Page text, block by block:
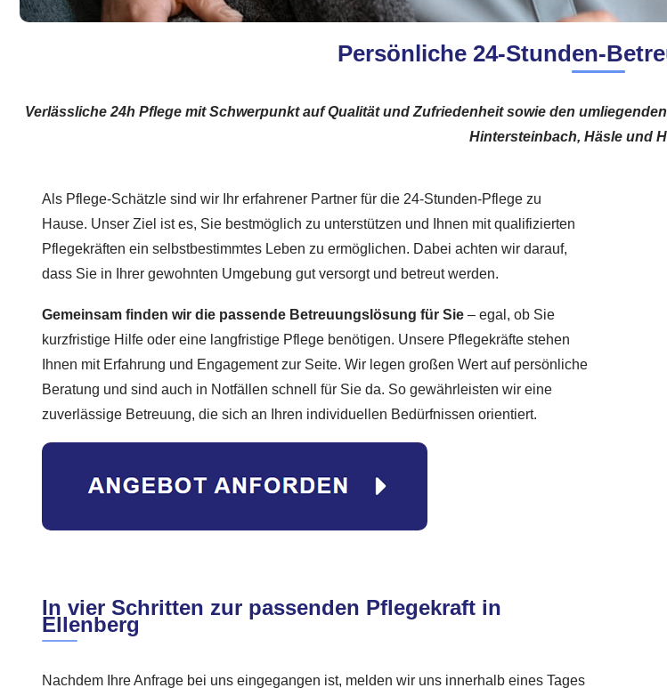
Persönliche 24-Stunden-
Verlässliche 24h Pflege mit Schwerpunkt auf Qualität und Zufriedenheit sowie den
Hintersteinbach, Häsle und
Als Pflege-Schätzle sind wir Ihr erfahrener Partner für die 24-Stunden-Pflege zu
Hause. Unser Ziel ist es, Sie bestmöglich zu unterstützen und Ihnen mit qualifizierten
Pflegekräften ein selbstbestimmtes Leben zu ermöglichen. Dabei achten wir darauf,
dass Sie in Ihrer gewohnten Umgebung gut versorgt und betreut werden.
Gemeinsam finden wir die passende Betreuungslösung für Sie – egal, ob Sie
kurzfristige Hilfe oder eine langfristige Pflege benötigen. Unsere Pflegekräfte stehen
Ihnen mit Erfahrung und Engagement zur Seite. Wir legen großen Wert auf persönliche
Beratung und sind auch in Notfällen schnell für Sie da. So gewährleisten wir eine
zuverlässige Betreuung, die sich an Ihren individuellen Bedürfnissen orientiert.
In vier Schritten zur passenden Pflegekraft in
Ellenberg
Nachdem Ihre Anfrage bei uns eingegangen ist, melden wir uns innerhalb eines Tages